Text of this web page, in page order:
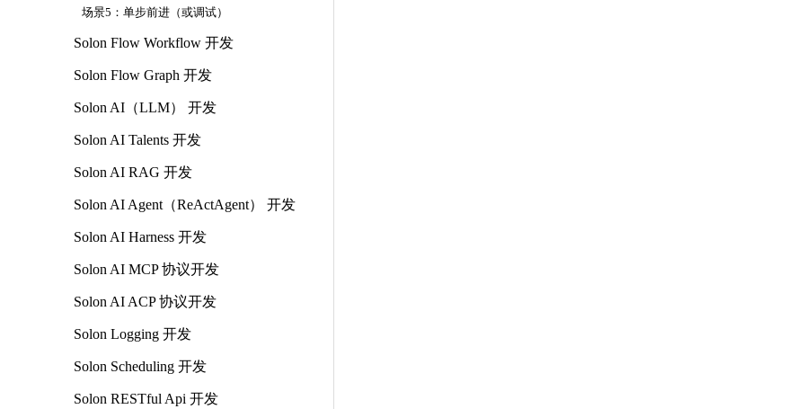
场景5：单步前进（或调试）
Solon Flow Workflow 开发
Solon Flow Graph 开发
Solon AI（LLM） 开发
Solon AI Talents 开发
Solon AI RAG 开发
Solon AI Agent（ReActAgent） 开发
Solon AI Harness 开发
Solon AI MCP 协议开发
Solon AI ACP 协议开发
Solon Logging 开发
Solon Scheduling 开发
Solon RESTful Api 开发